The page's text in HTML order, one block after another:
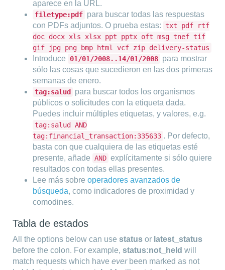
aparece en la URL.
filetype:pdf para buscar todas las respuestas
con PDFs adjuntos. O prueba estas:
txt pdf rtf
doc docx xls xlsx ppt pptx oft msg tnef tif
gif jpg png bmp html vcf zip delivery-status
Introduce 01/01/2008..14/01/2008 para mostrar
sólo las cosas que sucedieron en las dos primeras
semanas de enero.
tag:salud
para buscar todos los organismos
públicos o solicitudes con la etiqueta dada.
Puedes incluir múltiples etiquetas, y valores, e.g.
tag:salud AND
tag:financial_transaction:335633 . Por defecto,
basta con que cualquiera de las etiquetas esté
presente, añade AND explícitamente si sólo quiere
resultados con todas ellas presentes.
Lee más sobre operadores avanzados de
búsqueda, como indicadores de proximidad y
comodines.
Tabla de estados
All the options below can use status or latest_status
before the colon. For example, status:not_held will
match requests which have everbeen marked as not